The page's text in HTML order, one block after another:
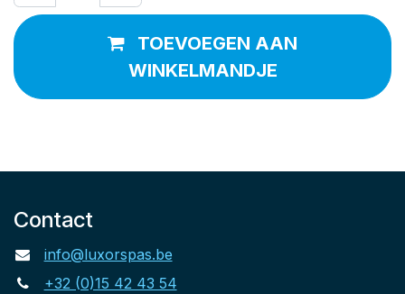
TOEVOEGEN AAN
WINKELMANDJE
Contact
info@luxorspas.be
+32 (0)15 42 43 54